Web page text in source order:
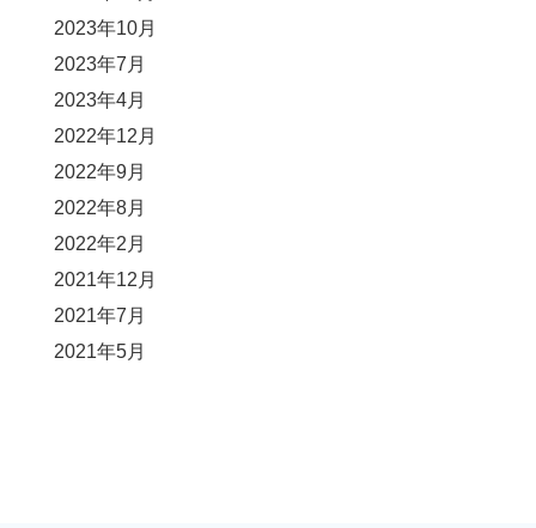
2023年10月
2023年7月
2023年4月
2022年12月
2022年9月
2022年8月
2022年2月
2021年12月
2021年7月
2021年5月